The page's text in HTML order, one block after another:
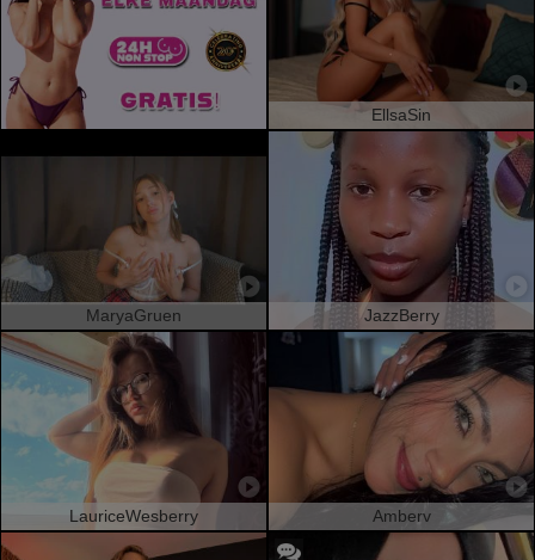
EllsaSin
MaryaGruen JazzBerry
LauriceWesberry Amberv